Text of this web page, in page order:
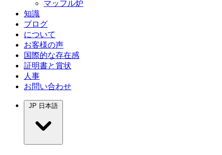
マッフル炉
知識
ブログ
について
お客様の声
国際的な存在感
証明書と賞状
人事
お問い合わせ
JP 日本語